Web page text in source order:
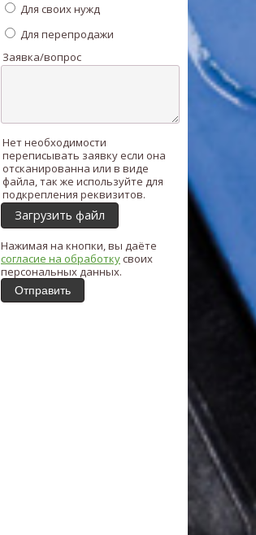
Для своих нужд
Для перепродажи
Заявка/вопрос
Нет необходимости
переписывать заявку если она
отсканированна или в виде
файла, так же используйте для
подкрепления реквизитов.
Загрузить файл
Нажимая на кнопки, вы даёте
согласие на обработкусвоих
персональных данных.
Отправить